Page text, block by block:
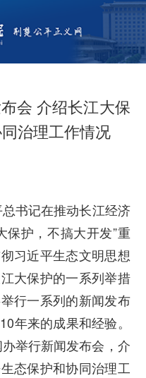
会 介绍长江大保
治理工作情况
书记在推动长江经济
保护，不搞大开发”重
习近平生态文明思想
大保护的一系列举措
行一系列的新闻发布
年来的成果和经验。
举行新闻发布会，介
态保护和协同治理工